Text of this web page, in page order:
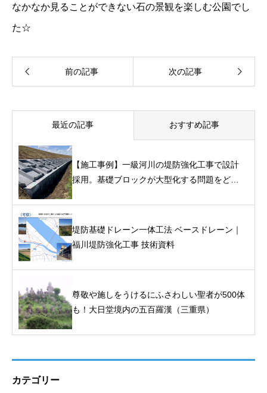
なかなか見ることができない石の景観を楽しむ公園でし
た☆
最近の記事 おすすめ記事
【施工事例】一級河川の堤防強化工事で設計
採用。基礎ブロックが大型化する問題をどう
堤防基礎ドレーン一体工法 ベースドレーン｜
福川堤防強化工事 技術資料
尊敬や施しをうけるにふさわしい聖者が500体
も！大日堂境内の五百羅漢（三重県）
カテゴリー